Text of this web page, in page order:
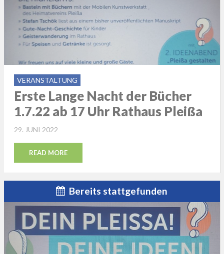
VERANSTALTUNG
Erste Lange Nacht der Bücher
1.7.22 ab 17 Uhr Rathaus Pleißa
POSTED
29. JUNI 2022
READ MORE
Bereits stattgefunden